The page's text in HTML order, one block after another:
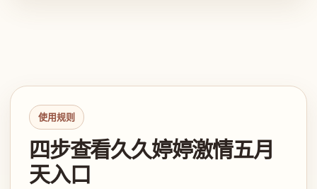
使用规则
四步查看久久婷婷激情五月
天入口